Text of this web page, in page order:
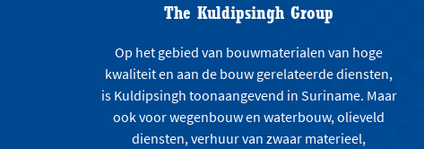
The Kuldipsingh Group
Op het gebied van bouwmaterialen van hoge
kwaliteit en aan de bouw gerelateerde diensten,
is Kuldipsingh toonaangevend in Suriname. Maar
ook voor wegenbouw en waterbouw, olieveld
diensten, verhuur van zwaar materieel,